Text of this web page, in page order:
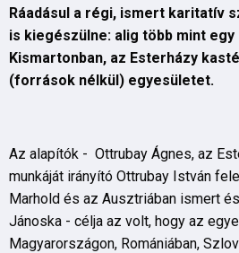
Ráadásul a régi, ismert karitatív
is kiegészülne: alig több mint
Kismartonban, az Esterházy
(források nélkül) egyesületet.
Az alapítók - Ottrubay Ágnes, az
munkáját irányító Ottrubay István
Marhold és az Ausztriában ismert
Jánoska - célja az volt, hogy az
Magyarországon, Romániában,